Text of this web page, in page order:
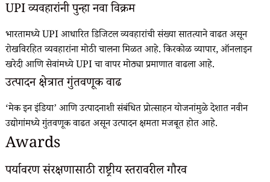
UPI व्यवहारांनी पुन्हा नवा विक्रम
भारतामध्ये UPI आधारित डिजिटल व्यवहारांची संख्या सातत्याने वाढत असून
रोखविरहित व्यवहारांना मोठी चालना मिळत आहे. किरकोळ व्यापार, ऑनलाइन
खरेदी आणि सेवांमध्ये UPI चा वापर मोठ्या प्रमाणात वाढला आहे.
उत्पादन क्षेत्रात गुंतवणूक वाढ
‘मेक इन इंडिया’ आणि उत्पादनाशी संबंधित प्रोत्साहन योजनांमुळे देशात नवीन
उद्योगांमध्ये गुंतवणूक वाढत असून उत्पादन क्षमता मजबूत होत आहे.
Awards
पर्यावरण संरक्षणासाठी राष्ट्रीय स्तरावरील गौरव